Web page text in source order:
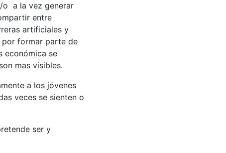
a la vez generar
entre
artificiales y
por formar parte de
económica se
mas visibles.
a los jóvenes
veces se sienten o
ser y